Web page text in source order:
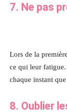
7. Ne pas
Lors de la
ce qui leur
chaque instant
8. Oublier